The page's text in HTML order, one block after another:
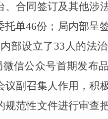
合同签订及其他涉
托单46份；局内部呈
部设立了 33人的法
微信公众号首期发布
副召集人作用，积
范性文件进行审查